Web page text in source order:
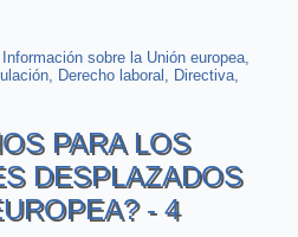
guía sobre el desplazamiento de
Información sobre la Unión europea
Derecho laboral
Directiva
PARA LOS
DESPLAZADOS
- 4